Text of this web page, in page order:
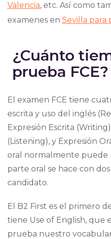
Valencia, etc. Así como
examenes en Sevilla para
¿Cuánto
prueba FCE?
El examen FCE tiene
escrita y uso del inglés
Expresión Escrita
(Listening), y Expresión
oral normalmente puede
parte oral se hace con
candidato.
El B2 First es el primero
tiene Use of English, que
prueba nuestro